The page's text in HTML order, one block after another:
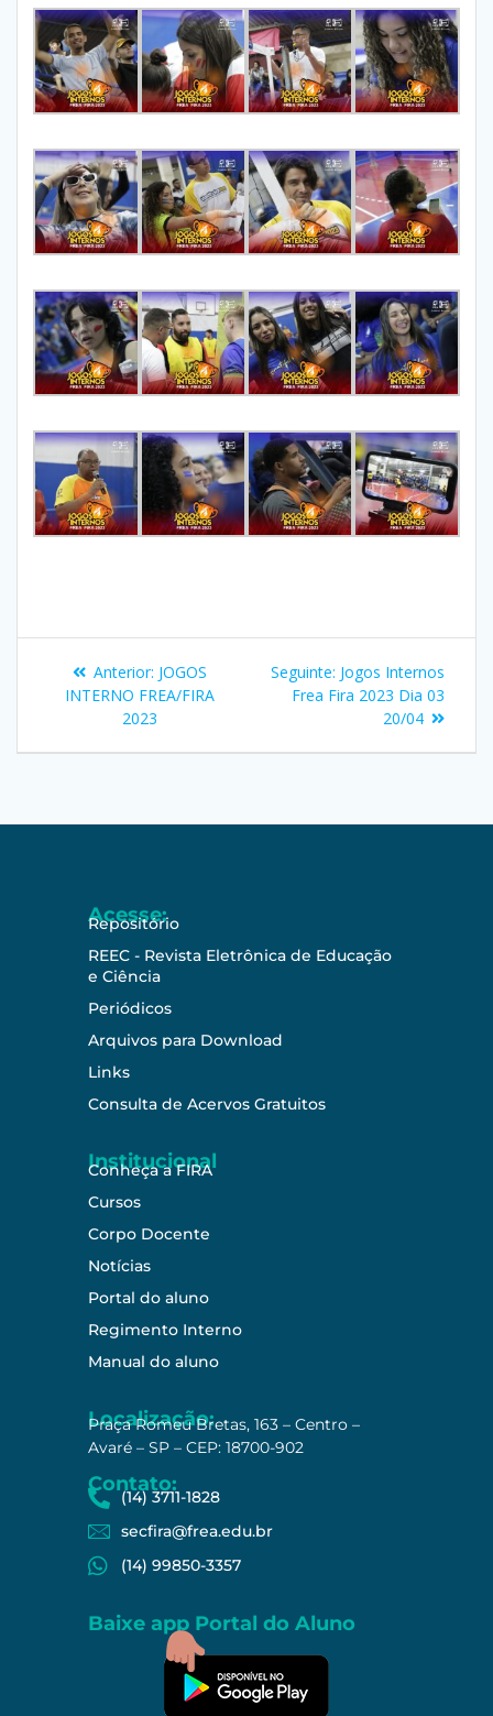
Anterior: JOGOS
INTERNO FREA/FIRA
2023
Seguinte: Jogos Internos
Frea Fira 2023 Dia 03
20/04
Acesse:
Repositório
REEC - Revista Eletrônica de Educação
e Ciência
Periódicos
Arquivos para Download
Links
Consulta de Acervos Gratuitos
Institucional
Conheça a FIRA
Cursos
Corpo Docente
Notícias
Portal do aluno
Regimento Interno
Manual do aluno
Localização:
Praça Romeu Bretas, 163 – Centro –
Avaré – SP – CEP: 18700-902
Contato:
(14) 3711-1828
secfira@frea.edu.br
(14) 99850-3357
Baixe app Portal do Aluno